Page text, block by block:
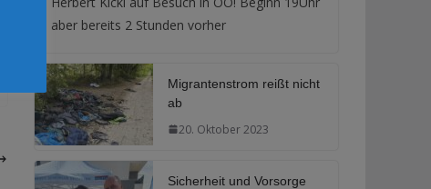
aber bereits 2 Stunden vorher
Migrantenstrom reißt nicht
ab
20. Oktober 2023
Sicherheit und Vorsorge